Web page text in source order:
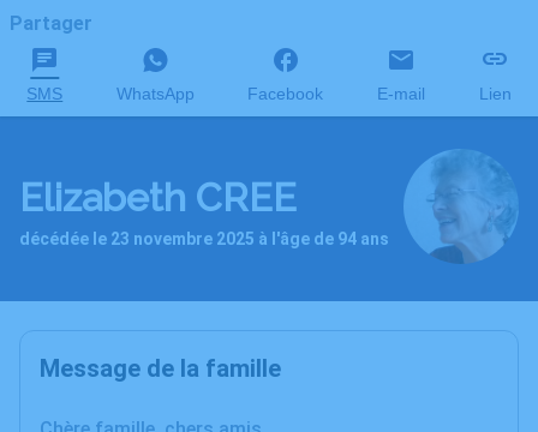
Partager
SMS WhatsApp Facebook E-mail Lien
Elizabeth CREE
décédée le 23 novembre 2025 à l'âge de 94 ans
Message de la famille